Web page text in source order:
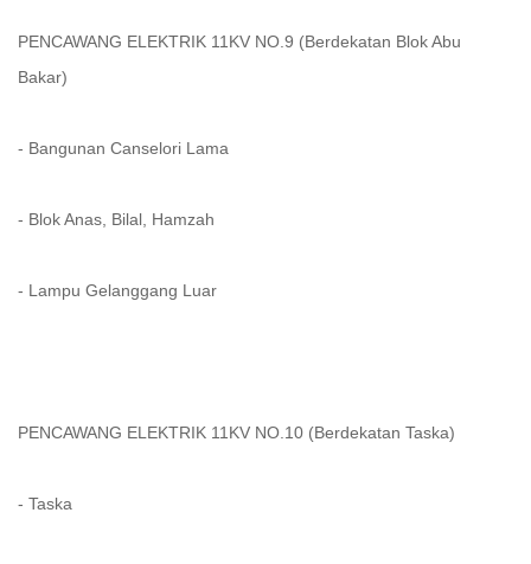
PENCAWANG ELEKTRIK 11KV NO.9 (Berdekatan Blok Abu
Bakar)
- Bangunan Canselori Lama
- Blok Anas, Bilal, Hamzah
- Lampu Gelanggang Luar
PENCAWANG ELEKTRIK 11KV NO.10 (Berdekatan Taska)
- Taska